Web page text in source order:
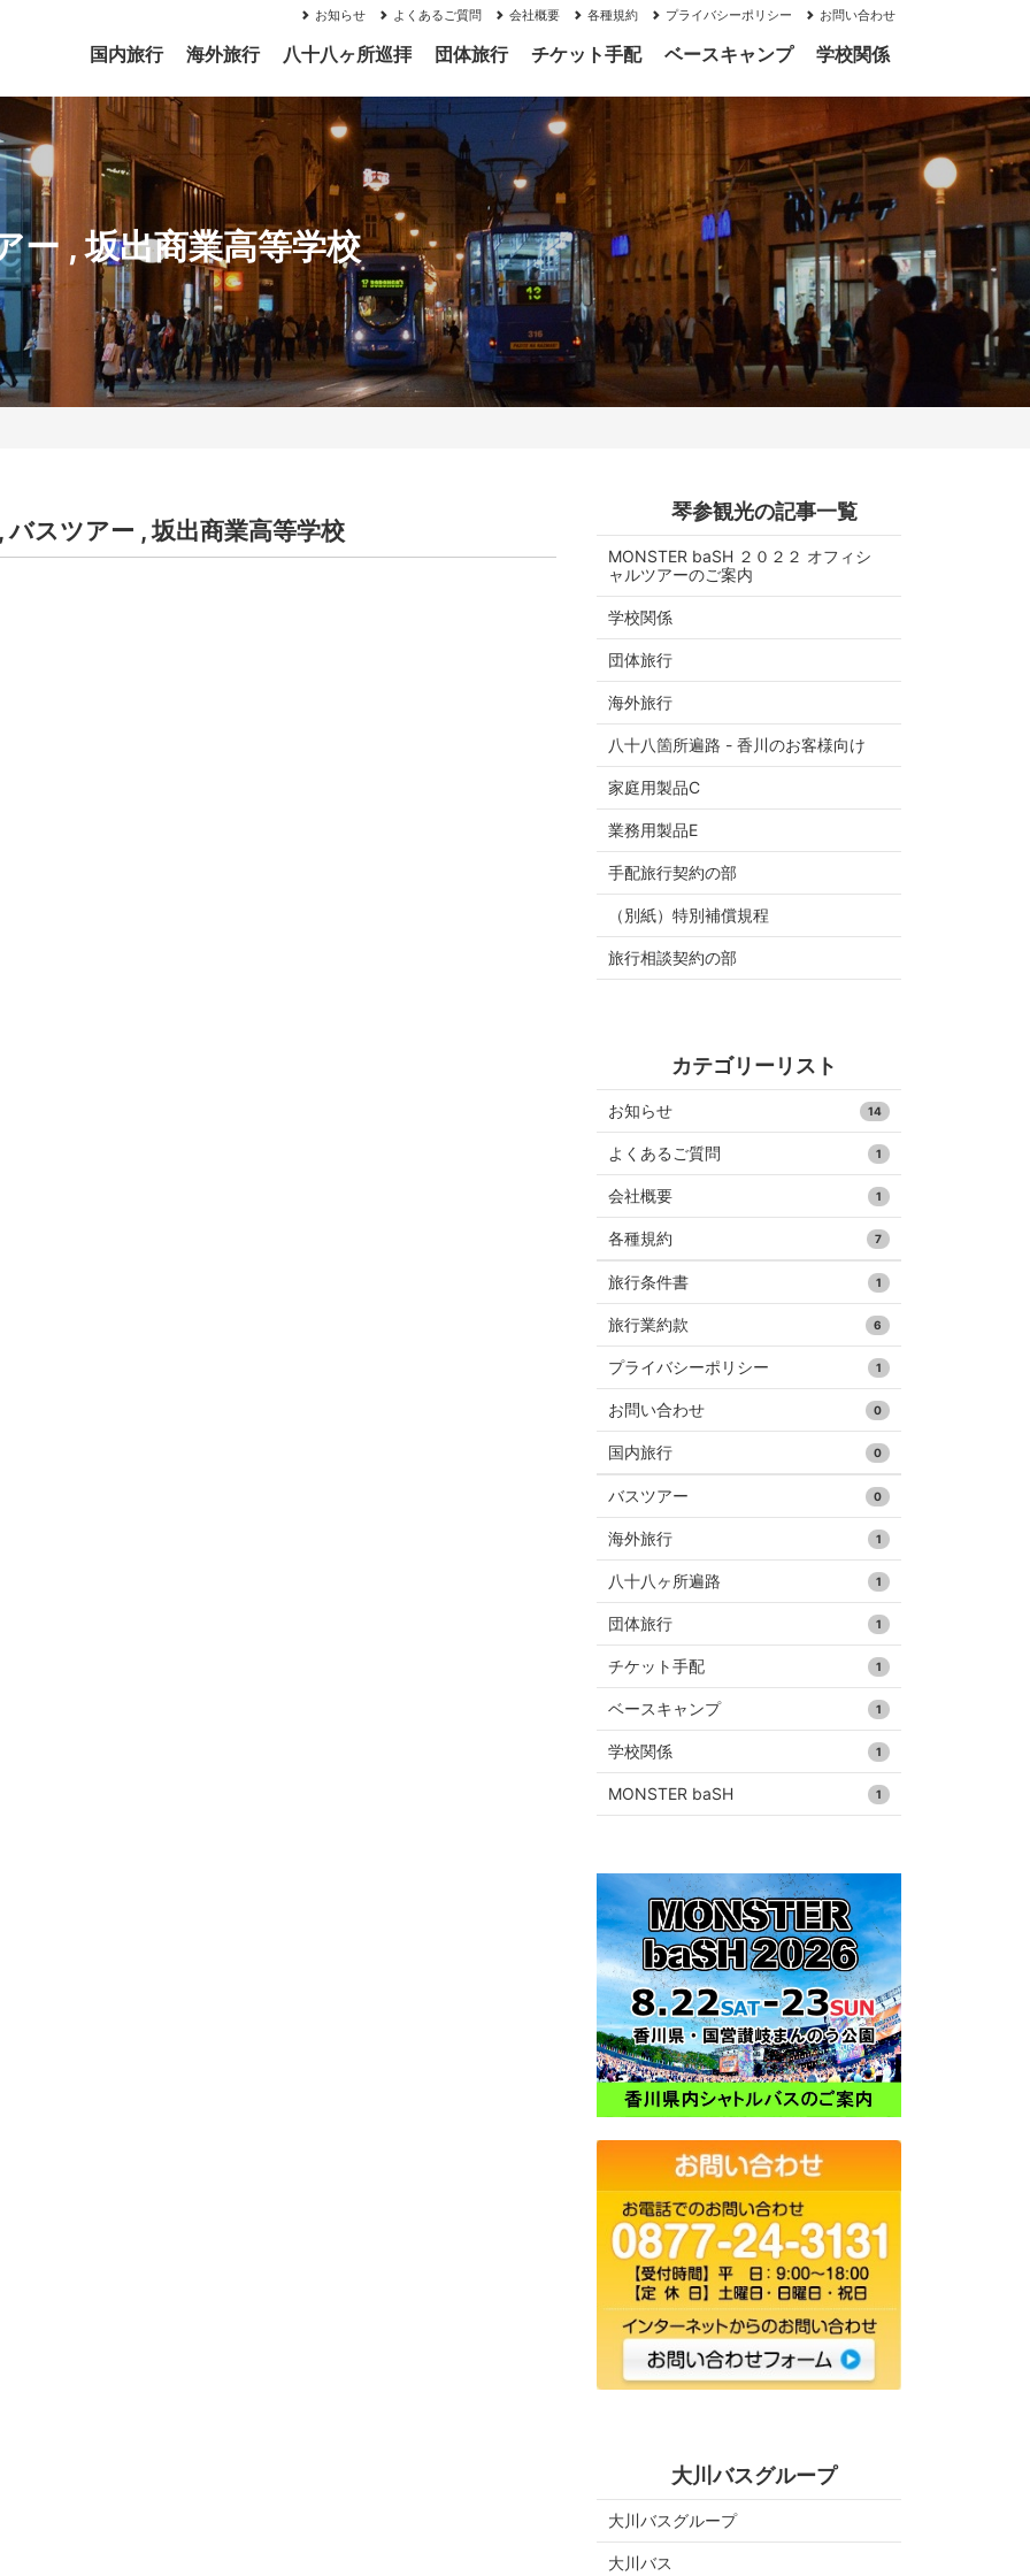
お知らせ よくあるご質問 会社概要 各種規約 プライバシーポリシー お問い合わせ
国内旅行 海外旅行 八十八ヶ所巡拝 団体旅行 チケット手配 ベースキャンプ 学校関係
ー ,坂出商業高等学校
,バスツアー ,坂出商業高等学校
琴参観光の記事一覧
MONSTER baSH ２０２２ オフィシ
ャルツアーのご案内
学校関係
団体旅行
海外旅行
八十八箇所遍路 - 香川のお客様向け
家庭用製品C
業務用製品E
手配旅行契約の部
（別紙）特別補償規程
旅行相談契約の部
カテゴリーリスト
お知らせ 14
よくあるご質問 1
会社概要 1
各種規約 7
旅行条件書 1
旅行業約款 6
プライバシーポリシー 1
お問い合わせ 0
国内旅行 0
バスツアー 0
海外旅行 1
八十八ヶ所遍路 1
団体旅行 1
チケット手配 1
ベースキャンプ 1
学校関係 1
MONSTER baSH 1
大川バスグループ
大川バスグループ
大川バス